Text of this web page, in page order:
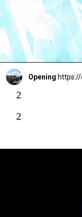
Opening
2
2